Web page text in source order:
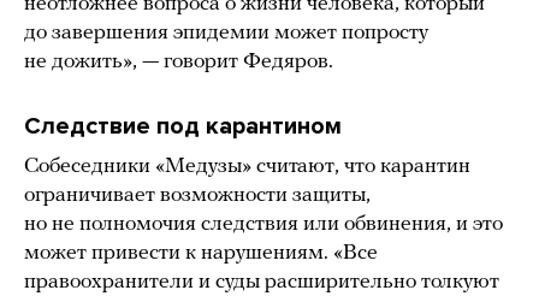
до завершения эпидемии может попросту
не дожить», — говорит Федяров.
Следствие под карантином
Собеседники «Медузы» считают, что карантин
ограничивает возможности защиты,
но не полномочия следствия или обвинения, и это
может привести к нарушениям. «Все
правоохранители и суды расширительно толкуют